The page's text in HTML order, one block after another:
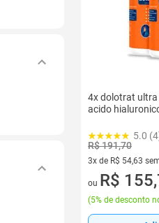
4x dolotrat
acido
5.0
R$ 191,70
3x de R$ 54,63
3 vez de R$ 54,63
ou R$
(5% de desconto